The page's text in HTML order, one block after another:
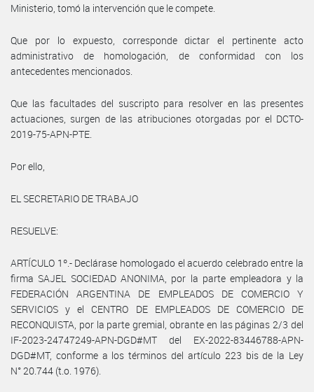
Ministerio, tomó la intervención que le compete.
Que por lo expuesto, corresponde dictar el pertinente acto
administrativo de homologación, de conformidad con los
antecedentes mencionados.
Que las facultades del suscripto para resolver en las presentes
actuaciones, surgen de las atribuciones otorgadas por el DCTO-
2019-75-APN-PTE.
Por ello,
EL SECRETARIO DE TRABAJO
RESUELVE:
ARTÍCULO 1º.- Declárase homologado el acuerdo celebrado entre la
firma SAJEL SOCIEDAD ANONIMA, por la parte empleadora y la
FEDERACIÓN ARGENTINA DE EMPLEADOS DE COMERCIO Y
SERVICIOS y el CENTRO DE EMPLEADOS DE COMERCIO DE
RECONQUISTA, por la parte gremial, obrante en las páginas 2/3 del
IF-2023-24747249-APN-DGD#MT del EX-2022-83446788-APN-
DGD#MT, conforme a los términos del artículo 223 bis de la Ley
N° 20.744 (t.o. 1976).